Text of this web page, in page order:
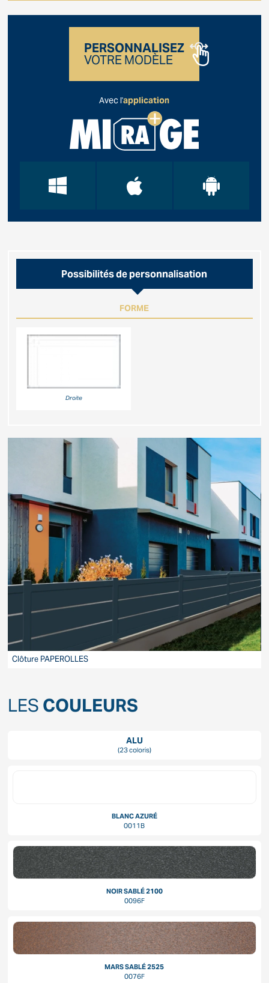
PERSONNALISEZ
VOTRE MODÈLE
Avec l'application
Possibilités de personnalisation
FORME
Droite
Clôture PAPEROLLES
LES COULEURS
ALU
(23 coloris)
BLANC AZURÉ
0011B
NOIR SABLÉ 2100
0096F
MARS SABLÉ 2525
0076F